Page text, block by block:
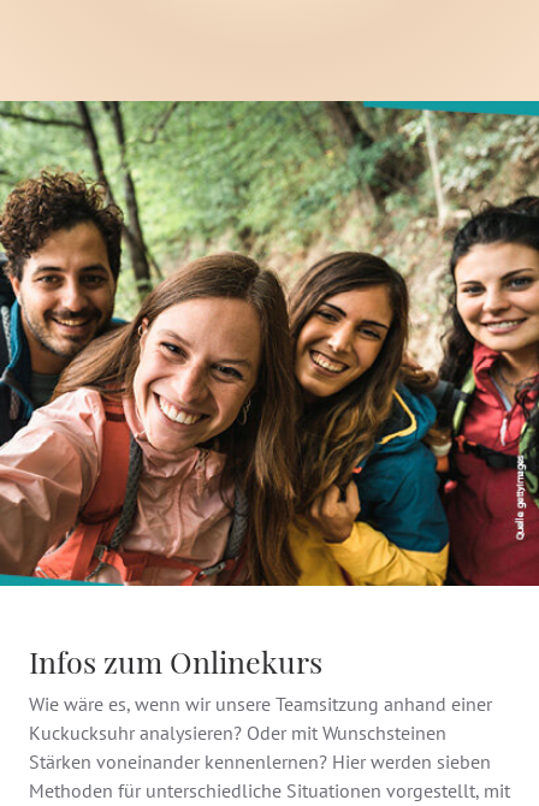
Infos zum Onlinekurs
Wie wäre es, wenn wir unsere Teamsitzung anhand einer
Kuckucksuhr analysieren? Oder mit Wunschsteinen
Stärken voneinander kennenlernen? Hier werden sieben
Methoden für unterschiedliche Situationen vorgestellt, mit